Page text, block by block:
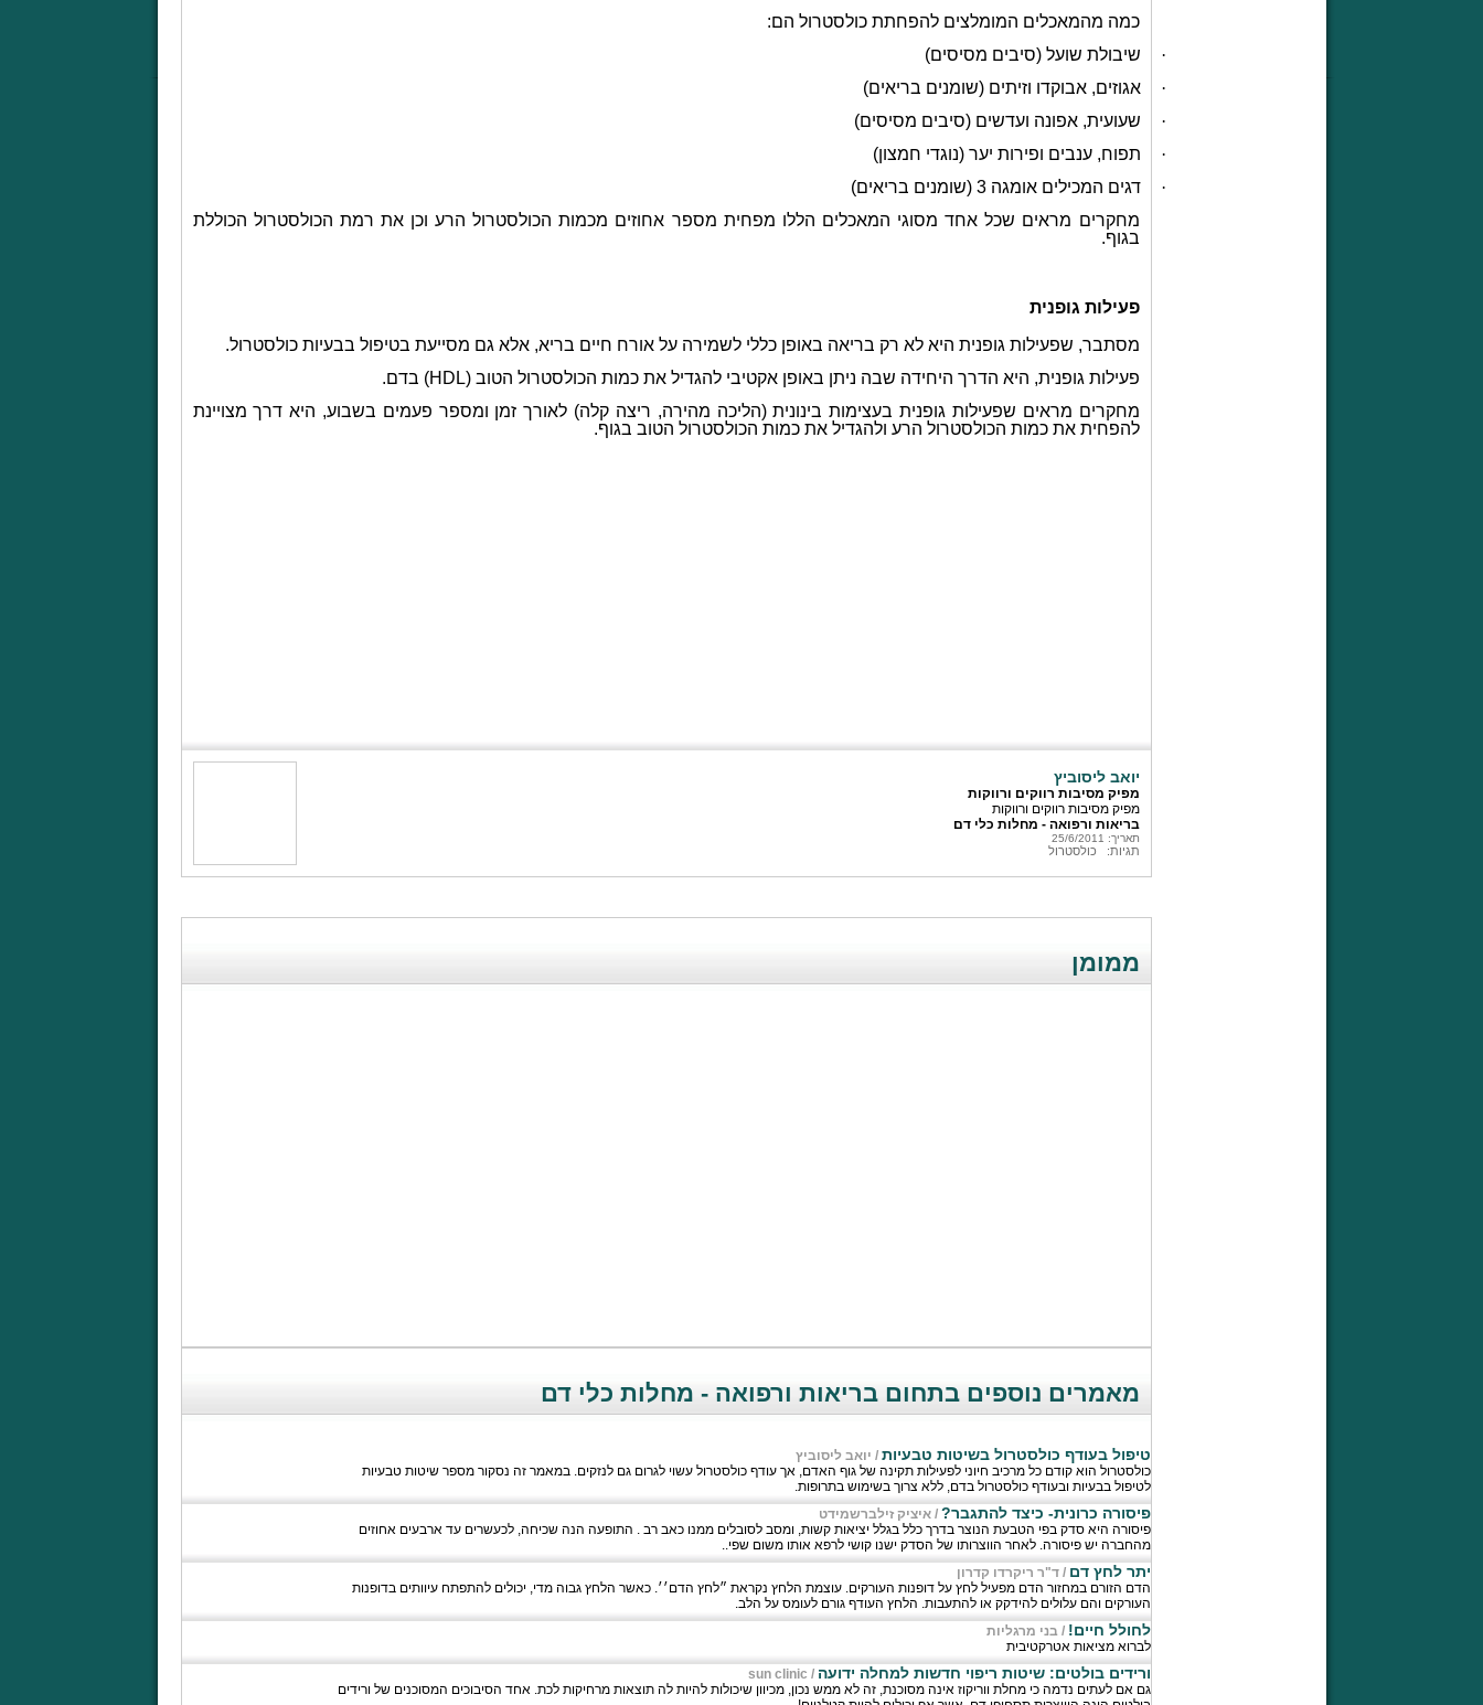
כמה מהמאכלים המומלצים להפחתת כולסטרול הם:
·
שיבולת שועל (סיבים מסיסים)
·
אגוזים, אבוקדו וזיתים (שומנים בריאים)
·
שעועית, אפונה ועדשים (סיבים מסיסים)
·
תפוח, ענבים ופירות יער (נוגדי חמצון)
·
דגים המכילים אומגה 3 (שומנים בריאים)
מחקרים מראים שכל אחד מסוגי המאכלים הללו מפחית מספר אחוזים מכמות הכולסטרול הרע וכן את רמת הכולסטרול הכוללת
בגוף.
פעילות גופנית
מסתבר, שפעילות גופנית היא לא רק בריאה באופן כללי לשמירה על אורח חיים בריא, אלא גם מסייעת בטיפול בבעיות כולסטרול.
פעילות גופנית, היא הדרך היחידה שבה ניתן באופן אקטיבי להגדיל את כמות הכולסטרול הטוב (HDL) בדם.
מחקרים מראים שפעילות גופנית בעצימות בינונית (הליכה מהירה, ריצה קלה) לאורך זמן ומספר פעמים בשבוע, היא דרך מצויינת
להפחית את כמות הכולסטרול הרע ולהגדיל את כמות הכולסטרול הטוב בגוף.
יואב ליסוביץ
מפיק מסיבות רווקים ורווקות
מפיק מסיבות רווקים ורווקות
בריאות ורפואה - מחלות כלי דם
תאריך: 25/6/2011
תגיות: כולסטרול
ממומן
מאמרים נוספים בתחום בריאות ורפואה - מחלות כלי דם
טיפול בעודף כולסטרול בשיטות טבעיות / יואב ליסוביץ
כולסטרול הוא קודם כל מרכיב חיוני לפעילות תקינה של גוף האדם, אך עודף כולסטרול עשוי לגרום גם לנזקים. במאמר זה נסקור מספר שיטות טבעיות
לטיפול בבעיות ובעודף כולסטרול בדם, ללא צרוך בשימוש בתרופות.
פיסורה כרונית- כיצד להתגבר? /איציק זילברשמידט
פיסורה היא סדק בפי הטבעת הנוצר בדרך כלל בגלל יציאות קשות, ומסב לסובלים ממנו כאב רב . התופעה הנה שכיחה, לכעשרים עד ארבעים אחוזים
מהחברה יש פיסורה. לאחר הווצרותו של הסדק ישנו קושי לרפא אותו משום שפי..
יתר לחץ דם /ד"ר ריקרדו קדרון
הדם הזורם במחזור הדם מפעיל לחץ על דופנות העורקים. עוצמת הלחץ נקראת ״לחץ הדם׳׳. כאשר הלחץ גבוה מדי, יכולים להתפתח עיוותים בדופנות
העורקים והם עלולים להידקק או להתעבות. הלחץ העודף גורם לעומס על הלב.
לחולל חיים! /בני מרגליות
לברוא מציאות אטרקטיבית
ורידים בולטים: שיטות ריפוי חדשות למחלה ידועה /
sun clinic
גם אם לעתים נדמה כי מחלת ווריקוז אינה מסוכנת, זה לא ממש נכון, מכיוון שיכולות להיות לה תוצאות מרחיקות לכת. אחד הסיבוכים המסוכנים של ורידים